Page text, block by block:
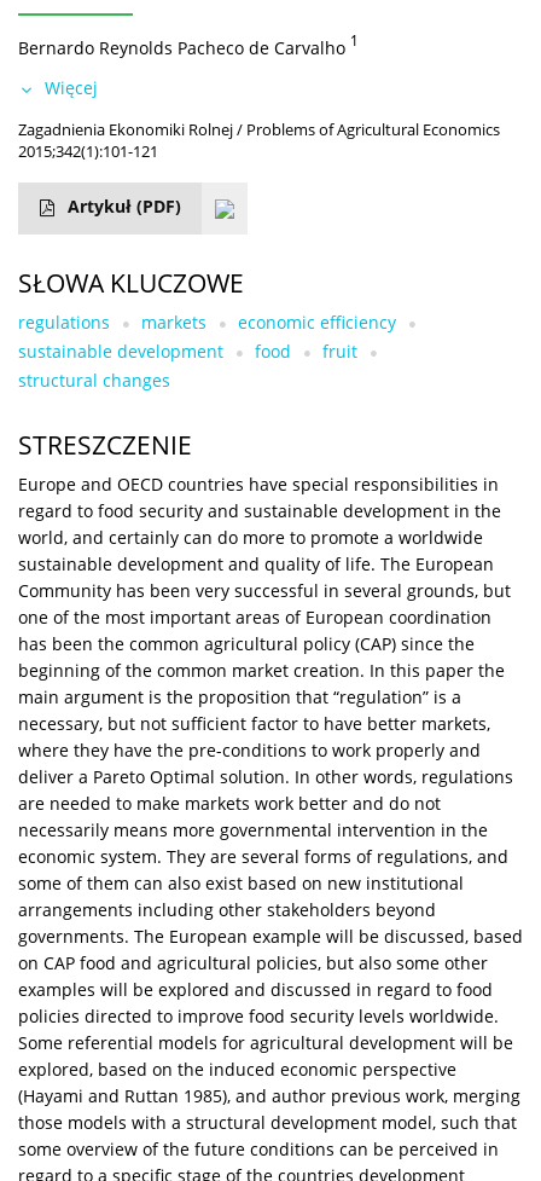
Bernardo Reynolds Pacheco de Carvalho 1
Więcej
Zagadnienia Ekonomiki Rolnej / Problems of Agricultural Economics
2015;342(1):101-121
Artykuł (PDF)
SŁOWA KLUCZOWE
regulations markets
economic efficiency
sustainable development
food
fruit
structural changes
STRESZCZENIE
Europe and OECD countries have special responsibilities in
regard to food security and sustainable development in the
world, and certainly can do more to promote a worldwide
sustainable development and quality of life. The European
Community has been very successful in several grounds, but
one of the most important areas of European coordination
has been the common agricultural policy (CAP) since the
beginning of the common market creation. In this paper the
main argument is the proposition that “regulation” is a
necessary, but not sufficient factor to have better markets,
where they have the pre-conditions to work properly and
deliver a Pareto Optimal solution. In other words, regulations
are needed to make markets work better and do not
necessarily means more governmental intervention in the
economic system. They are several forms of regulations, and
some of them can also exist based on new institutional
arrangements including other stakeholders beyond
governments. The European example will be discussed, based
on CAP food and agricultural policies, but also some other
examples will be explored and discussed in regard to food
policies directed to improve food security levels worldwide.
Some referential models for agricultural development will be
explored, based on the induced economic perspective
(Hayami and Ruttan 1985), and author previous work, merging
those models with a structural development model, such that
some overview of the future conditions can be perceived in
regard to a specific stage of the countries development